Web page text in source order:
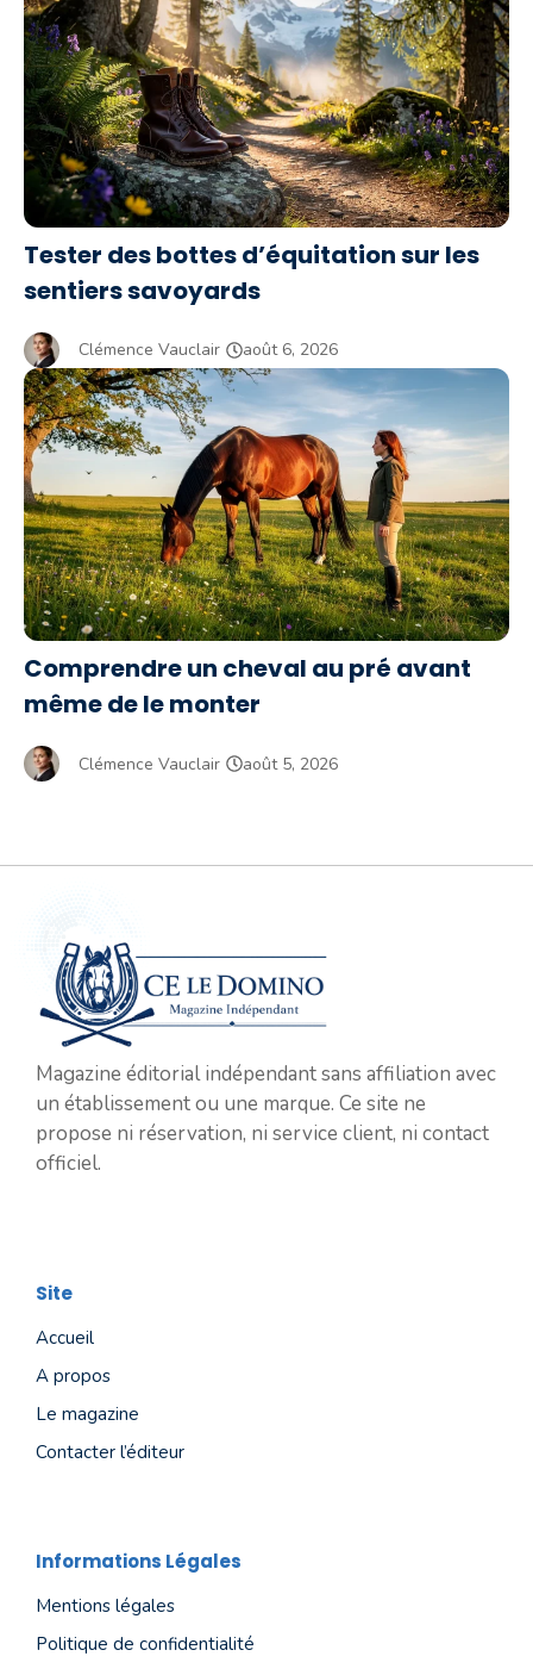
Tester des bottes d’équitation sur les
sentiers savoyards
Clémence Vauclair août 6, 2026
Comprendre un cheval au pré avant
même de le monter
Clémence Vauclair août 5, 2026
Magazine éditorial indépendant sans affiliation avec
un établissement ou une marque. Ce site ne
propose ni réservation, ni service client, ni contact
officiel.
Site
Accueil
A propos
Le magazine
Contacter l’éditeur
Informations Légales
Mentions légales
Politique de confidentialité